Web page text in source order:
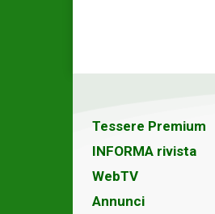
Tessere Premium
INFORMA rivista
WebTV
Annunci